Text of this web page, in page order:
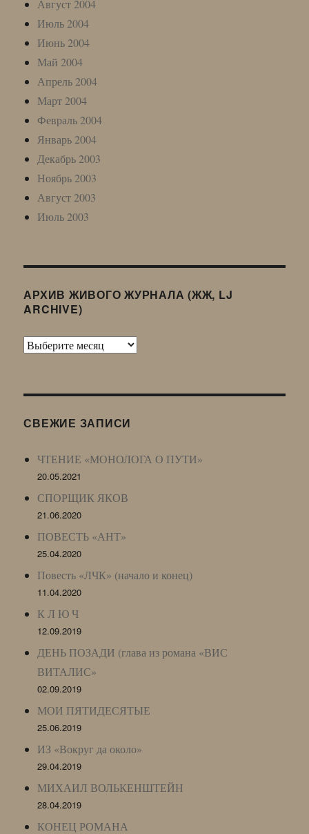
Август 2004
Июль 2004
Июнь 2004
Май 2004
Апрель 2004
Март 2004
Февраль 2004
Январь 2004
Декабрь 2003
Ноябрь 2003
Август 2003
Июль 2003
АРХИВ ЖИВОГО ЖУРНАЛА (ЖЖ, LJ
ARCHIVE)
Архив
LJ
СВЕЖИЕ ЗАПИСИ
ЧТЕНИЕ «МОНОЛОГА О ПУТИ»
20.05.2021
СПОРЩИК ЯКОВ
21.06.2020
ПОВЕСТЬ «АНТ»
25.04.2020
Повесть «ЛЧК» (начало и конец)
11.04.2020
К Л Ю Ч
12.09.2019
ДЕНЬ ПОЗАДИ (глава из романа «ВИС
ВИТАЛИС»
02.09.2019
МОИ ПЯТИДЕСЯТЫЕ
25.06.2019
ИЗ «Вокруг да около»
29.04.2019
МИХАИЛ ВОЛЬКЕНШТЕЙН
28.04.2019
КОНЕЦ РОМАНА